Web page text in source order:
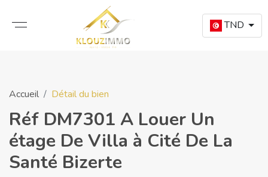
TND
Accueil Détail du bien
Réf DM7301 A Louer Un
étage De Villa à Cité De La
Santé Bizerte